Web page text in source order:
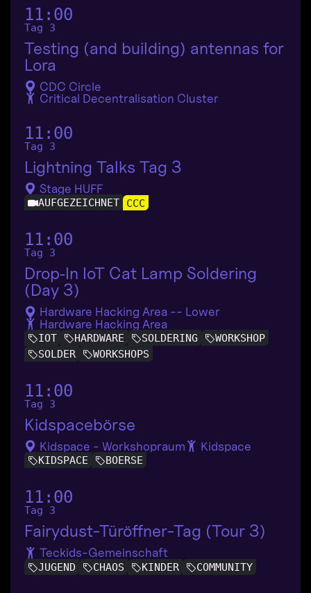
11:00
Tag 3
Testing (and building) antennas for
Lora
CDC Circle
Critical Decentralisation Cluster
11:00
Tag 3
Lightning Talks Tag 3
Stage HUFF
AUFGEZEICHNET CCC
11:00
Tag 3
Drop‐In IoT Cat Lamp Soldering
(Day 3)
Hardware Hacking Area -- Lower
Hardware Hacking Area
IOT HARDWARE SOLDERING
WORKSHOP
SOLDER
WORKSHOPS
11:00
Tag 3
Kidspacebörse
Kidspace - Workshopraum Kidspace
KIDSPACE BOERSE
11:00
Tag 3
Fairydust-Türöffner-Tag (Tour 3)
Teckids-Gemeinschaft
JUGEND CHAOS KINDER COMMUNITY